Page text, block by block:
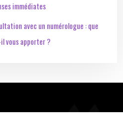
immédiates
avec un numérologue : que
vous apporter ?